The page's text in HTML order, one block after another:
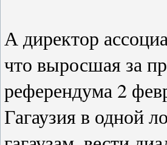
А директор
что выросшая за
референдума 2
Гагаузия в одной